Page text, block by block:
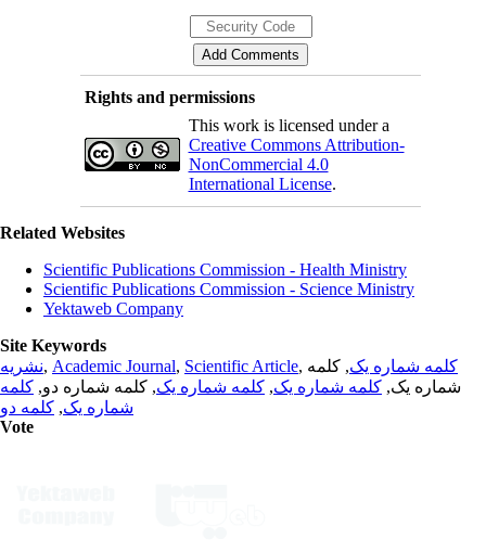
Rights and permissions
This work is licensed under a
Creative Commons Attribution-
NonCommercial 4.0
International License.
Related Websites
Scientific Publications Commission - Health Ministry
Scientific Publications Commission - Science Ministry
Yektaweb Company
Site Keywords
نشریه, Academic Journal, Scientific Article, کلمه شماره یک, کلمه
شماره یک, کلمه شماره یک, کلمه شماره یک, کلمه شماره دو, کلمه
شماره یک, کلمه دو
Vote